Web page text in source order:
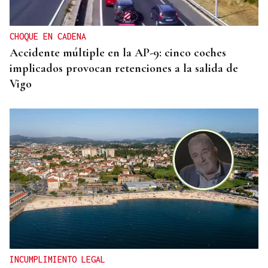
CHOQUE EN CADENA
Accidente múltiple en la AP-9: cinco coches
implicados provocan retenciones a la salida de
Vigo
INCUMPLIMIENTO LEGAL